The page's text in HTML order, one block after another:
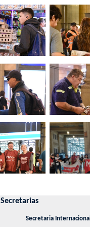
Secretarias
Secretaria Internacional